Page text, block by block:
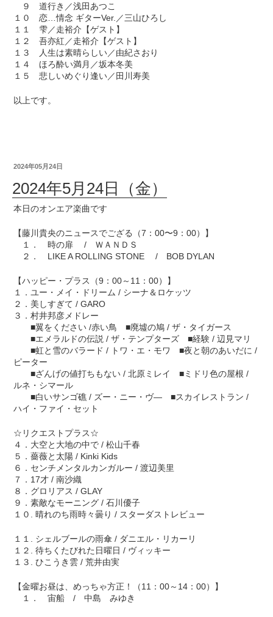
９ 道行き／浅田あつこ
１０ 恋…情念 ギターVer.／三山ひろし
１１ 雫／走裕介【ゲスト】
１２ 吾亦紅／走裕介【ゲスト】
１３ 人生は素晴らしい／由紀さおり
１４ ほろ酔い満月／坂本冬美
１５ 悲しいめぐり逢い／田川寿美
以上です。
2024年05月24日
2024年5月24日（金）
本日のオンエア楽曲です
【藤川貴央のニュースでござる（7：00〜9：00）】
１． 時の扉 / ＷＡＮＤＳ
２． LIKE A ROLLING STONE / BOB DYLAN
【ハッピー・プラス（9：00～11：00）】
１．ユー・メイ・ドリーム / シーナ＆ロケッツ
２．美しすぎて / GARO
３．村井邦彦メドレー
■翼をください /赤い鳥 ■廃墟の鳩 / ザ・タイガース
■エメラルドの伝説 / ザ・テンプターズ ■経験 / 辺見マリ
■虹と雪のバラード / トワ・エ・モワ ■夜と朝のあいだに /
ピーター
■ざんげの値打ちもない / 北原ミレイ ■ミドリ色の屋根 /
ルネ・シマール
■白いサンゴ礁 / ズー・ニー・ヴ― ■スカイレストラン /
ハイ・ファイ・セット
☆リクエストプラス☆
４．大空と大地の中で / 松山千春
５．薔薇と太陽 / Kinki Kids
６．センチメンタルカンガルー / 渡辺美里
７．17才 / 南沙織
８．グロリアス / GLAY
９．素敵なモーニング / 石川優子
１０. 晴れのち雨時々曇り / スターダストレビュー
１１. シェルブールの雨傘 / ダニエル・リカーリ
１２. 待ちくたびれた日曜日 / ヴィッキー
１３. ひこうき雲 / 荒井由実
【金曜お昼は、めっちゃ方正！（11：00～14：00）】
１． 宙船 / 中島 みゆき